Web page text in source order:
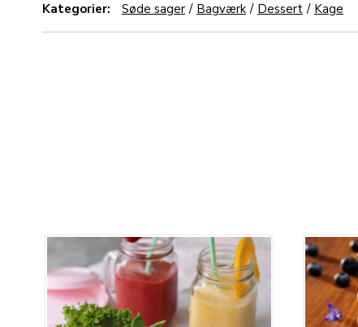
Kategorier: Søde sager Bagværk Dessert Kage